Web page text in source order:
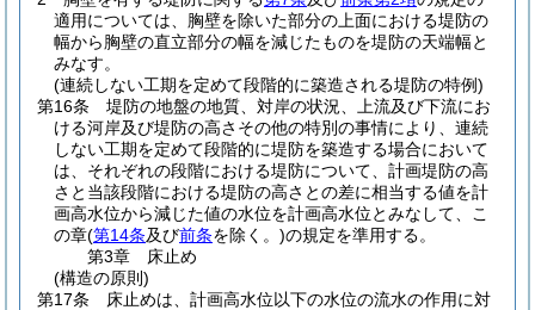
適用については、胸壁を除いた部分の上面における堤防の
幅から胸壁の直立部分の幅を減じたものを堤防の天端幅と
みなす。
(連続しない工期を定めて段階的に築造される堤防の特例)
第16条
堤防の地盤の地質、対岸の状況、上流及び下流にお
ける河岸及び堤防の高さその他の特別の事情により、連続
しない工期を定めて段階的に堤防を築造する場合において
は、それぞれの段階における堤防について、計画堤防の高
さと当該段階における堤防の高さとの差に相当する値を計
画高水位から減じた値の水位を計画高水位とみなして、こ
の章(第14条及び前条を除く。)の規定を準用する。
第3章
床止め
(構造の原則)
第17条
床止めは、計画高水位以下の水位の流水の作用に対